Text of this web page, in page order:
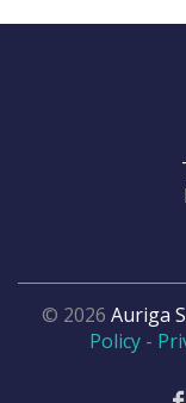
© 2026 Auriga
Policy -